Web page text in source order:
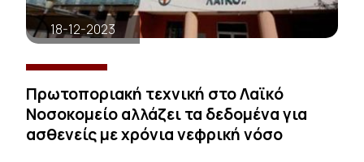
18-12-2023
Πρωτοποριακή τεχνική στο Λαϊκό
Νοσοκομείο αλλάζει τα δεδομένα για
ασθενείς με χρόνια νεφρική νόσο